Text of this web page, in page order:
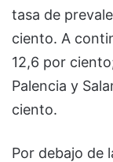
tasa de
ciento. A
12,6 por
Palencia y
ciento.
Por debajo de